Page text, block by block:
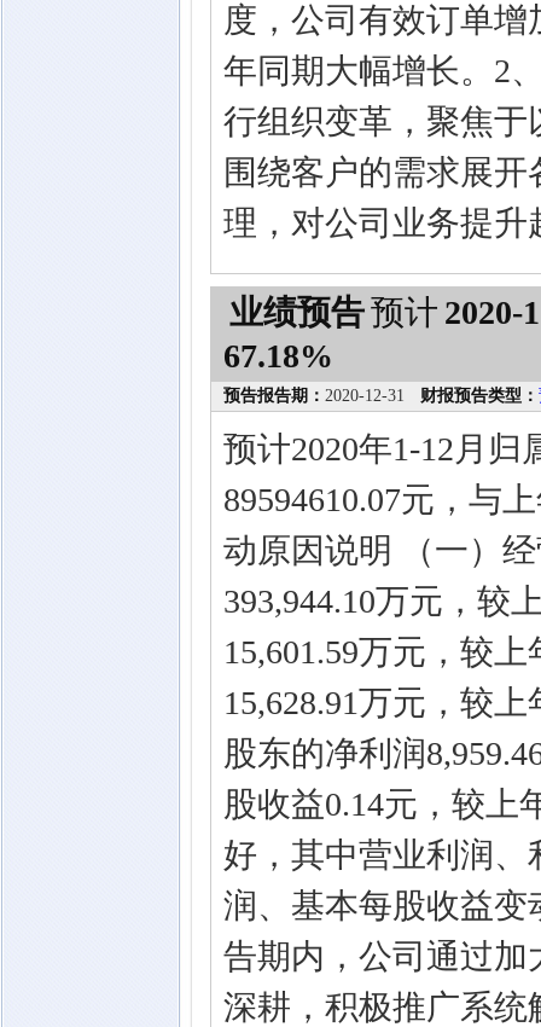
度，公司有效订单
年同期大幅增长。2
行组织变革，聚焦
围绕客户的需求展
理，对公司业务提
业绩预告预计 2020-
67.18%
预告报告期： 2020-12-31 财报预告类型：
预计2020年1-12月
89594610.07元，与
动原因说明 （一）
393,944.10万元，较
15,601.59万元，较
15,628.91万元，较
股东的净利润
股收益0.14元，较上
好，其中营业利润
润、基本每股收益变
告期内，公司通过
深耕，积极推广系